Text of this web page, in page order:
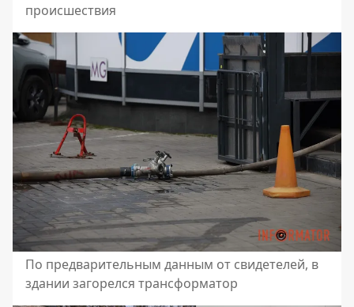
происшествия
По предварительным данным от свидетелей, в
здании загорелся трансформатор